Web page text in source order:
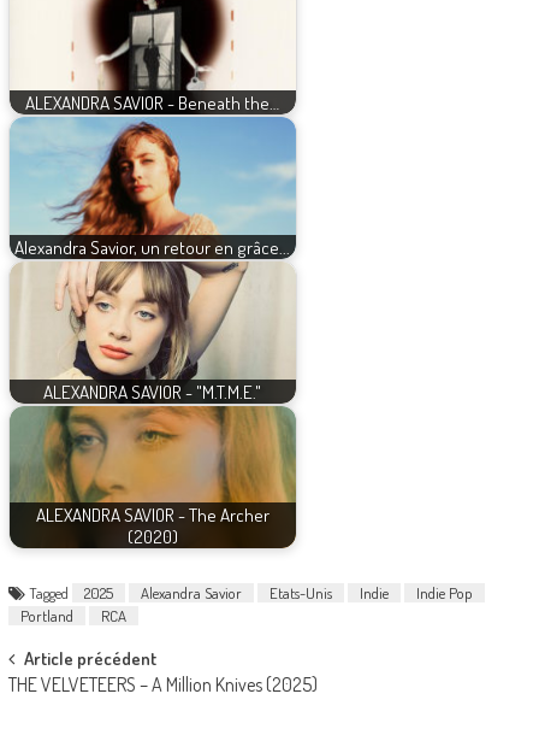
ALEXANDRA SAVIOR - Beneath the…
Alexandra Savior, un retour en grâce...
ALEXANDRA SAVIOR - "M.T.M.E."
ALEXANDRA SAVIOR - The Archer
(2020)
Tagged 2025 Alexandra Savior Etats-Unis Indie
Indie Pop
Portland
RCA
Post
navigation
Article précédent
THE VELVETEERS – A Million Knives (2025)